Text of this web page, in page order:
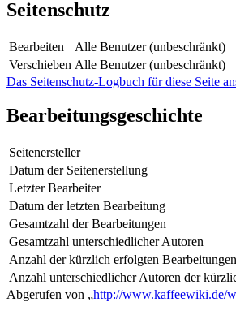
Seitenschutz
Bearbeiten
Alle Benutzer (unbeschränkt)
Verschieben Alle Benutzer (unbeschränkt)
Das Seitenschutz-Logbuch für diese Seite
Bearbeitungsgeschichte
Seitenersteller
Datum der Seitenerstellung
Letzter Bearbeiter
Datum der letzten Bearbeitung
Gesamtzahl der Bearbeitungen
Gesamtzahl unterschiedlicher Autoren
Anzahl der kürzlich erfolgten
Anzahl unterschiedlicher Autoren der
Abgerufen von „http://www.kaffeewiki.de/